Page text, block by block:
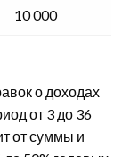
10 000
о доходах
от 3 до 36
от суммы и